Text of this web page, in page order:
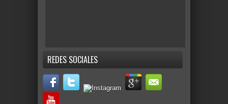
REDES SOCIALES